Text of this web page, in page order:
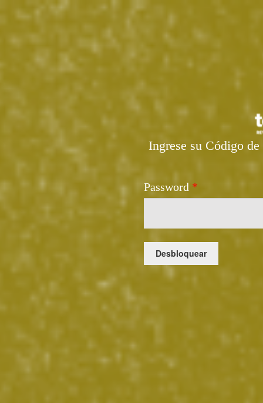
Ingrese su Código
Password *
Desbloquear